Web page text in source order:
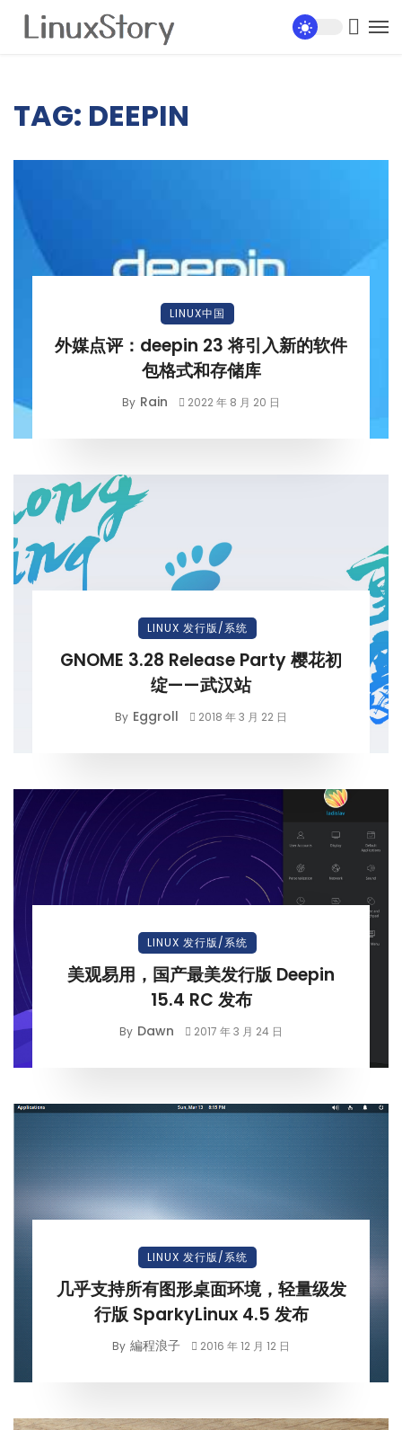
TAG: DEEPIN
LINUX中国
外媒点评：deepin 23 将引入新的软件
包格式和存储库
By Rain 2022 年 8 月 20 日
LINUX 发行版/系统
GNOME 3.28 Release Party 樱花初
绽——武汉站
By Eggroll 2018 年 3 月 22 日
LINUX 发行版/系统
美观易用，国产最美发行版 Deepin
15.4 RC 发布
By Dawn 2017 年 3 月 24 日
LINUX 发行版/系统
几乎支持所有图形桌面环境，轻量级发
行版 SparkyLinux 4.5 发布
By 編程浪子 2016 年 12 月 12 日